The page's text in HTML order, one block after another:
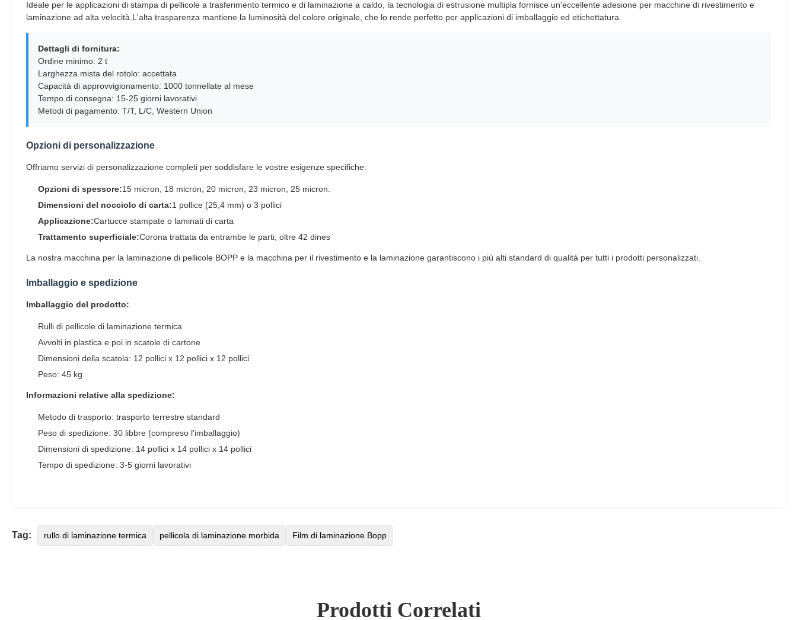
Ideale per le applicazioni di stampa di pellicole a trasferimento termico e di laminazione a caldo, la tecnologia di estrusione multipla fornisce un'eccellente adesione per macchine di rivestimento e
laminazione ad alta velocità.L'alta trasparenza mantiene la luminosità del colore originale, che lo rende perfetto per applicazioni di imballaggio ed etichettatura.
Dettagli di fornitura:
Ordine minimo: 2 t
Larghezza mista del rotolo: accettata
Capacità di approvvigionamento: 1000 tonnellate al mese
Tempo di consegna: 15-25 giorni lavorativi
Metodi di pagamento: T/T, L/C, Western Union
Opzioni di personalizzazione
Offriamo servizi di personalizzazione completi per soddisfare le vostre esigenze specifiche:
Opzioni di spessore:15 micron, 18 micron, 20 micron, 23 micron, 25 micron.
Dimensioni del nocciolo di carta:1 pollice (25,4 mm) o 3 pollici
Applicazione:Cartucce stampate o laminati di carta
Trattamento superficiale:Corona trattata da entrambe le parti, oltre 42 dines
La nostra macchina per la laminazione di pellicole BOPP e la macchina per il rivestimento e la laminazione garantiscono i più alti standard di qualità per tutti i prodotti personalizzati.
Imballaggio e spedizione
Imballaggio del prodotto:
Rulli di pellicole di laminazione termica
Avvolti in plastica e poi in scatole di cartone
Dimensioni della scatola: 12 pollici x 12 pollici x 12 pollici
Peso: 45 kg.
Informazioni relative alla spedizione:
Metodo di trasporto: trasporto terrestre standard
Peso di spedizione: 30 libbre (compreso l'imballaggio)
Dimensioni di spedizione: 14 pollici x 14 pollici x 14 pollici
Tempo di spedizione: 3-5 giorni lavorativi
Tag: rullo di laminazione termica pellicola di laminazione morbida Film di laminazione Bopp
Prodotti Correlati